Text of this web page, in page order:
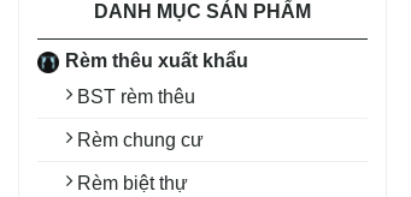
DANH MỤC SẢN PHẨM
Rèm thêu xuất khẩu
BST rèm thêu
Rèm chung cư
Rèm biệt thự